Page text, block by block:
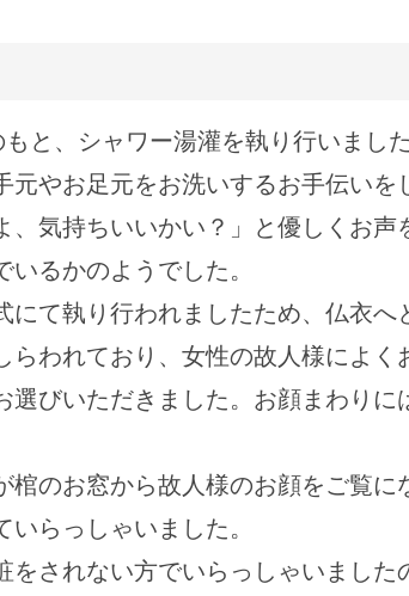
と、シャワー湯灌を執り行いました
元やお足元をお洗いするお手伝いを
、気持ちいいかい？」と優しくお
るかのようでした。
にて執り行われましたため、仏衣
らわれており、女性の故人様によ
選びいただきました。お顔まわり
棺のお窓から故人様のお顔をご覧に
らっしゃいました。
をされない方でいらっしゃいまし